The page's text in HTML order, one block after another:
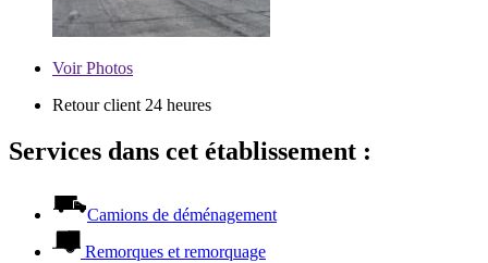
VoirPhotos
Retour client 24 heures
Services dans cet établissement :
Camions de déménagement
Remorques et remorquage